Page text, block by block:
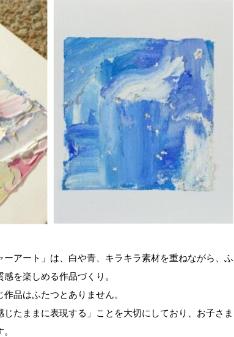
アート」は、白や青、キラキラ素材を重ねながら、ふ
を楽しめる作品づくり。
品はふたつとありません。
じたままに表現する」ことを大切にしており、お子さま